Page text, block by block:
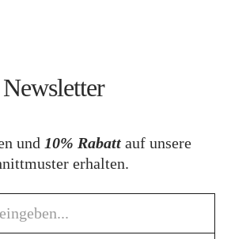
Newsletter
und 10% Rabatt auf unsere
erhalten.